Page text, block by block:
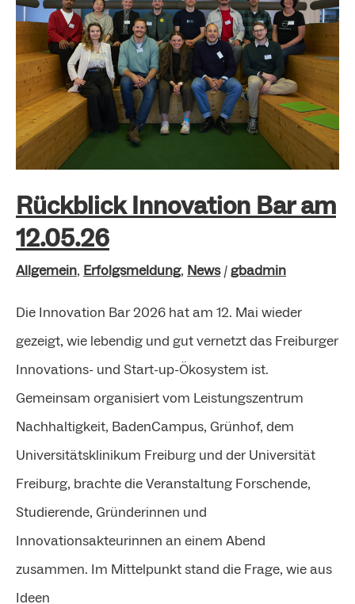
Rückblick Innovation Bar am
12.05.26
Allgemein, Erfolgsmeldung, News/ gbadmin
Die Innovation Bar 2026 hat am 12. Mai wieder
gezeigt, wie lebendig und gut vernetzt das Freiburger
Innovations- und Start-up-Ökosystem ist.
Gemeinsam organisiert vom Leistungszentrum
Nachhaltigkeit, BadenCampus, Grünhof, dem
Universitätsklinikum Freiburg und der Universität
Freiburg, brachte die Veranstaltung Forschende,
Studierende, Gründerinnen und
Innovationsakteurinnen an einem Abend
zusammen. Im Mittelpunkt stand die Frage, wie aus
Ideen
Bar
am
12.05.26